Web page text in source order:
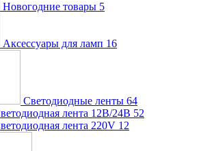
Новогодние товары 5
Аксессуары для ламп 16
Светодиодные ленты 64
лента 12В/24В 52
лента 220V 12